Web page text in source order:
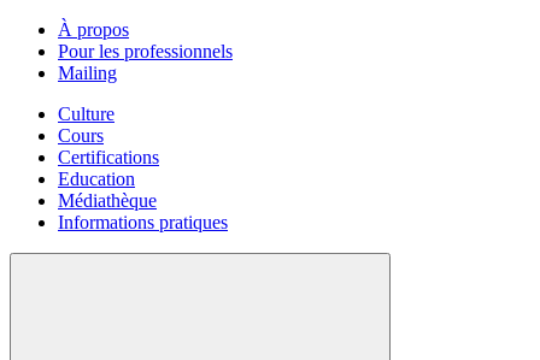
À propos
Pour les professionnels
Mailing
Culture
Cours
Certifications
Education
Médiathèque
Informations pratiques